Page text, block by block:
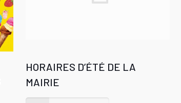
HORAIRES D’ÉTÉ DE LA
MAIRIE